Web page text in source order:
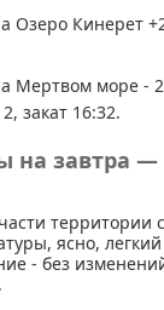
Озеро Кинерет
Мертвом море -
закат 16:32.
на завтра
территории
ясно,
- без